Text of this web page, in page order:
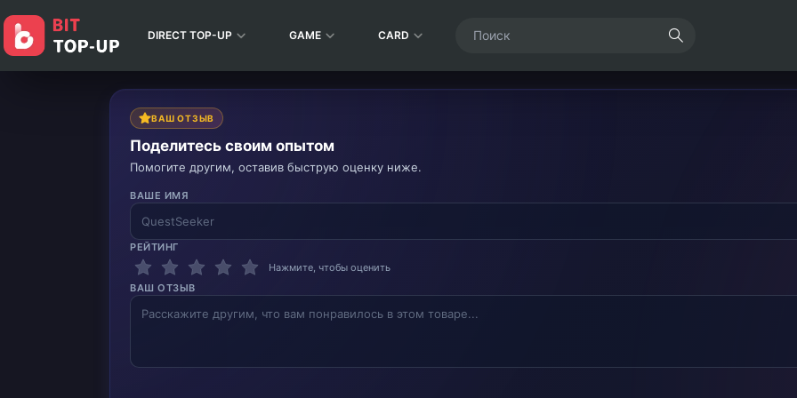
DIRECT TOP-UP GAME CARD
ВАШ ОТЗЫВ
Поделитесь своим опытом
Помогите другим, оставив быструю оценку ниже.
ВАШЕ ИМЯ
РЕЙТИНГ
Нажмите, чтобы оценить
ВАШ ОТЗЫВ